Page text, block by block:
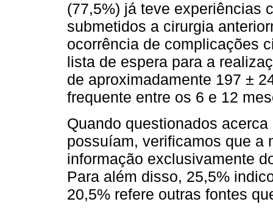
(77,5%) já teve experiências
submetidos a cirurgia
ocorrência de complicações
lista de espera para a
de aproximadamente 197 ±
frequente entre os 6 e 12
Quando questionados
possuíam, verificamos que a
informação exclusivamente
Para além disso, 25,5%
20,5% refere outras fontes